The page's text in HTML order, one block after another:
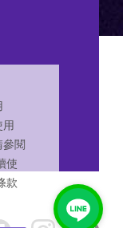
閱
使
款